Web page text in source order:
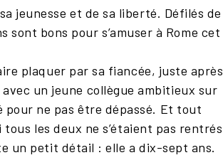
jeunesse et de sa liberté. Défilés de
bons pour s’amuser à Rome cet
plaquer par sa fiancée, juste après
un jeune collègue ambitieux sur
pour ne pas être dépassé. Et tout
les deux ne s’étaient pas rentrés
un petit détail : elle a dix-sept ans.